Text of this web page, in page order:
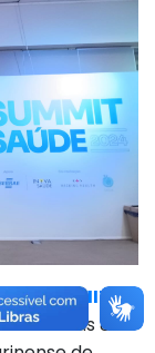
noSUMMIT
nos dias 8 e